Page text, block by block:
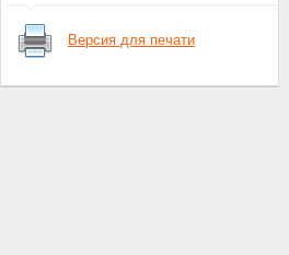
Версия для печати